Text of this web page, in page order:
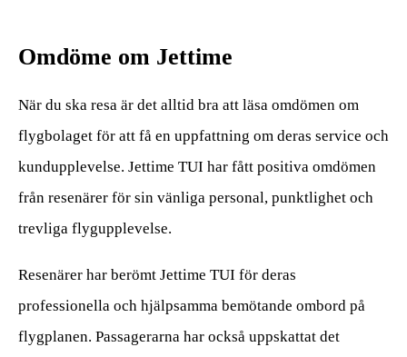
Omdöme om Jettime
När du ska resa är det alltid bra att läsa omdömen om
flygbolaget för att få en uppfattning om deras service och
kundupplevelse. Jettime TUI har fått positiva omdömen
från resenärer för sin vänliga personal, punktlighet och
trevliga flygupplevelse.
Resenärer har berömt Jettime TUI för deras
professionella och hjälpsamma bemötande ombord på
flygplanen. Passagerarna har också uppskattat det